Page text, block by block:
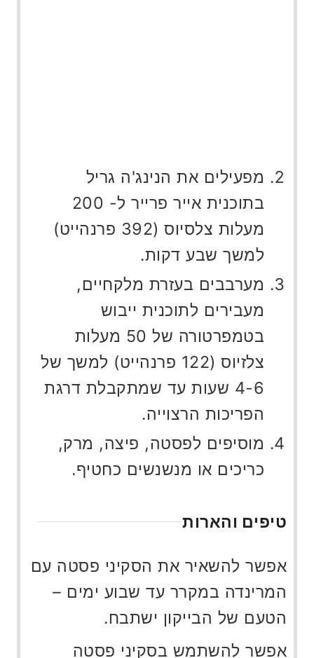
מפעילים את הנינג'ה גריל
בתוכנית אייר פרייר ל- 200
מעלות צלסיוס (392 פרנהייט)
למשך שבע דקות.
מערבבים בעזרת מלקחיים,
מעבירים לתוכנית ייבוש
בטמפרטורה של 50 מעלות
צלזיוס (122 פרנהייט) למשך של
4-6 שעות עד שמתקבלת דרגת
הפריכות הרצוייה.
מוסיפים לפסטה, פיצה, מרק,
כריכים או מנשנשים כחטיף.
טיפים והארות
אפשר להשאיר את הסקיני פסטה עם
המרינדה במקרר עד שבוע ימים –
הטעם של הבייקון ישתבח.
אפשר להשתמש בסקיני פסטה